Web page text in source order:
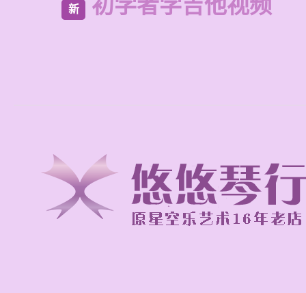
新 初学者学吉他视频